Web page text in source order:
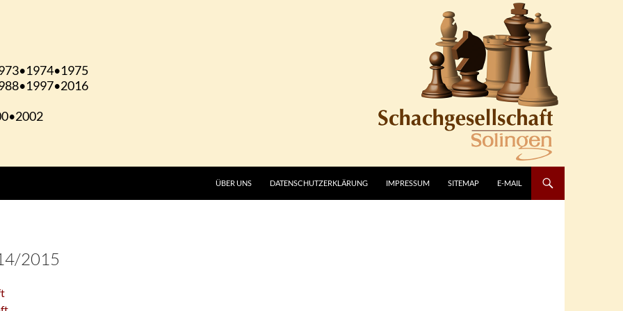
ÜBER UNS DATENSCHUTZERKLÄRUNG IMPRESSUM SITEMAP E-MAIL
2015